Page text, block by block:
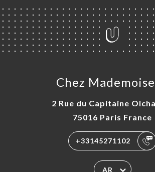
Chez
2 Rue du Capitaine
75016 Paris France
+33145271102
AR